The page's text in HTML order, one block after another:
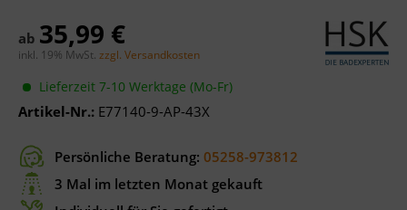
ab 35,99 €
inkl. 19% MwSt. zzgl. Versandkosten
Lieferzeit 7-10 Werktage (Mo-Fr)
Artikel-Nr.: E77140-9-AP-43X
Persönliche Beratung: 05258-973812
3 Mal im letzten Monat gekauft